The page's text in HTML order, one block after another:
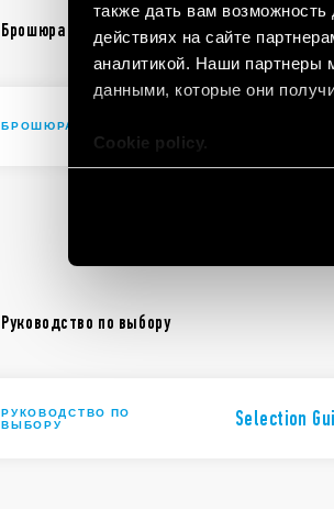
также дать вам
действиях на сайте
аналитикой. Наши партнеры
данными, которые они
Cookie policy.
Брошюра
БРОШЮРА
Bliss2 |
Руководство по выбору
РУКОВОДСТВО ПО
ВЫБОРУ
Selection